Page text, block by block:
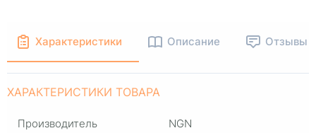
Характеристики Описание Отзывы
ХАРАКТЕРИСТИКИ ТОВАРА
Производитель NGN